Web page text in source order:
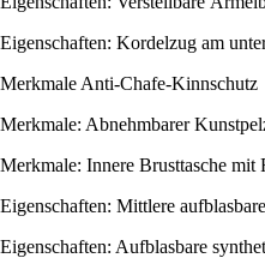
Eigenschaften: Kordelzug am
Merkmale Anti-Chafe-Kinnschutz
Merkmale: Abnehmbarer
Merkmale: Innere Brusttasche mit
Eigenschaften: Mittlere
Eigenschaften: Aufblasbare